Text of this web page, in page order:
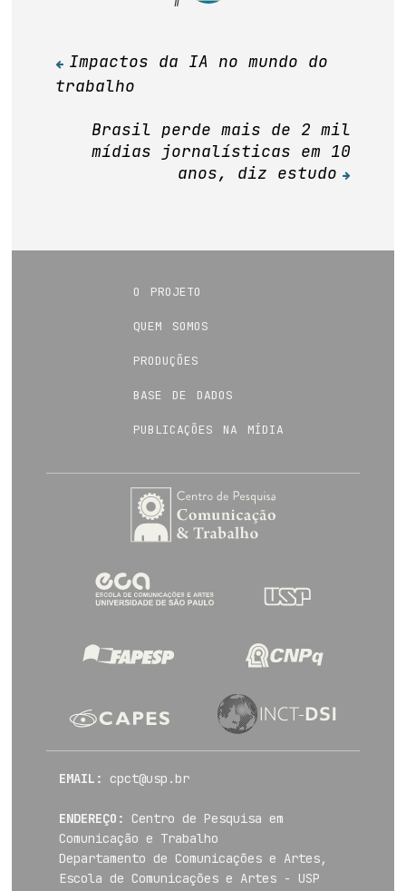
Navegação
de
Post
Impactos da IA no mundo do
trabalho
Brasil perde mais de 2 mil
mídias jornalísticas em 10
anos, diz estudo
o projeto
quem somos
produções
base de dados
publicações na mídia
EMAIL: cpct@usp.br
ENDEREÇO:
Centro de Pesquisa em
Comunicação e Trabalho
Departamento de Comunicações e Artes,
Escola de Comunicações e Artes - USP